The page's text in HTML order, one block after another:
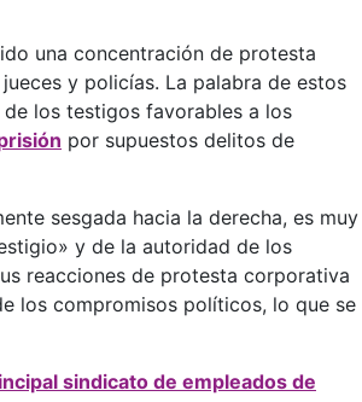
una concentración de protesta
y policías. La palabra de estos
los testigos favorables a los
por supuestos delitos de
sesgada hacia la derecha, es muy
y de la autoridad de los
reacciones de protesta corporativa
los compromisos políticos, lo que se
sindicato de empleados de